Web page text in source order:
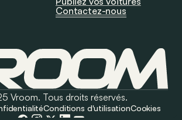
Contactez-nous
Vroom. Tous droits réservés.
Conditions d'utilisationCookies